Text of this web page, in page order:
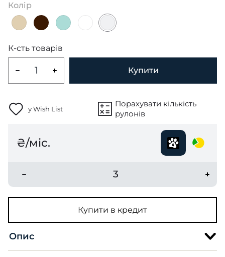
Колір
К-сть товарів
Купити
у Wish List
Порахувати кількість
рулонів
₴/міс.
3
Купити в кредит
Опис